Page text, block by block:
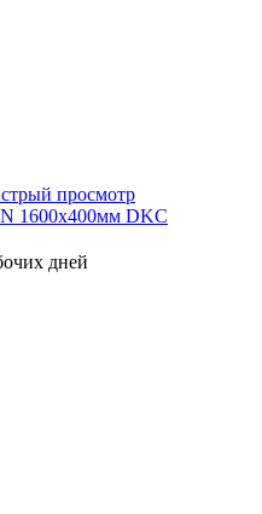
просмотр
1600х400мм DKC
дней